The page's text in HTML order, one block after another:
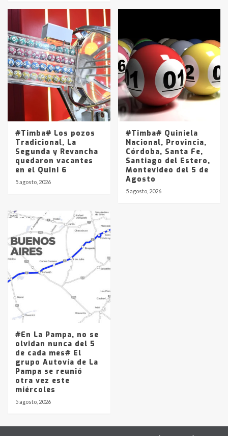
#Timba# Los pozos
Tradicional, La
Segunda y Revancha
quedaron vacantes
en el Quini 6
5 agosto, 2026
#Timba# Quiniela
Nacional, Provincia,
Córdoba, Santa Fe,
Santiago del Estero,
Montevideo del 5 de
Agosto
5 agosto, 2026
#En La Pampa, no se
olvidan nunca del 5
de cada mes# El
grupo Autovía de La
Pampa se reunió
otra vez este
miércoles
5 agosto, 2026